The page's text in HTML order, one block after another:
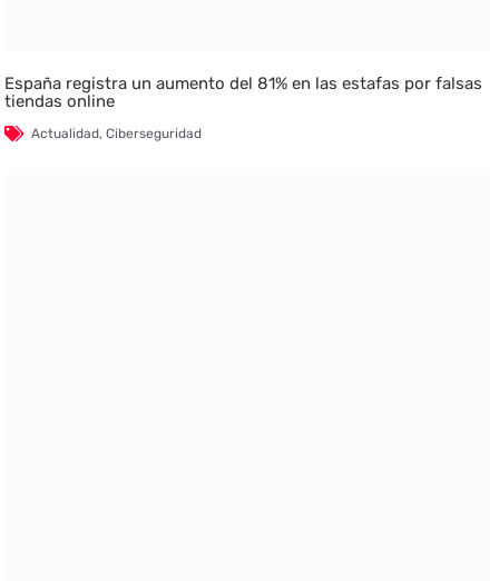
España registra un aumento del 81% en las estafas por falsas
tiendas online
Actualidad,Ciberseguridad